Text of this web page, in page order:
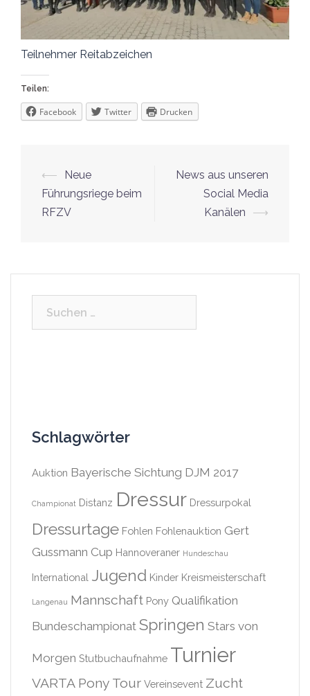
Teilnehmer Reitabzeichen
Teilen:
Facebook Twitter Drucken
Beitrags-
Navigation
⟵
Neue
Führungsriege beim
RFZV
News aus unseren
Social Media
Kanälen
⟶
Schlagwörter
Auktion Bayerische Sichtung DJM 2017
Championat Distanz Dressur Dressurpokal
Dressurtage Fohlen Fohlenauktion Gert
Gussmann Cup Hannoveraner Hundeschau
International Jugend Kinder Kreismeisterschaft
Langenau Mannschaft Pony Qualifikation
Bundeschampionat Springen Stars von
Morgen Stutbuchaufnahme Turnier
VARTA Pony Tour Vereinsevent Zucht